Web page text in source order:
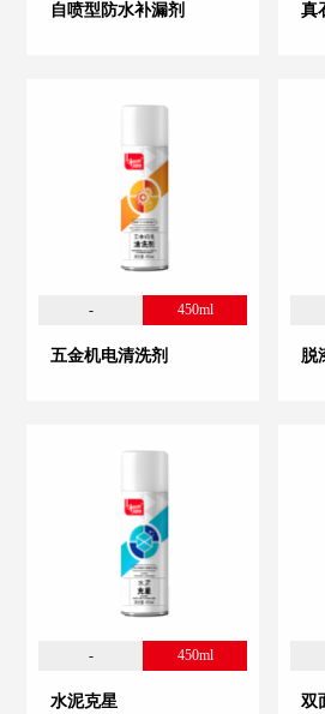
自喷型防水补漏剂 真
- 450ml
五金机电清洗剂 脱
- 450ml
水泥克星 双